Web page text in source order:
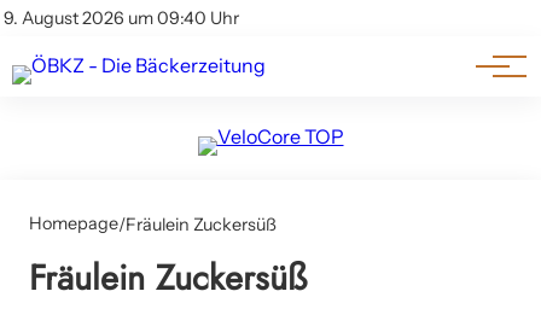
9. August 2026 um 09:40 Uhr
Impressum & Offenlegung
Am Wort
Genuss & Trends
Homepage/Fräulein Zuckersüß
Fräulein Zuckersüß
Süße Handwerkskunst aus Salzburg:
Fräulein Zuckersüß verschickt Kuchen